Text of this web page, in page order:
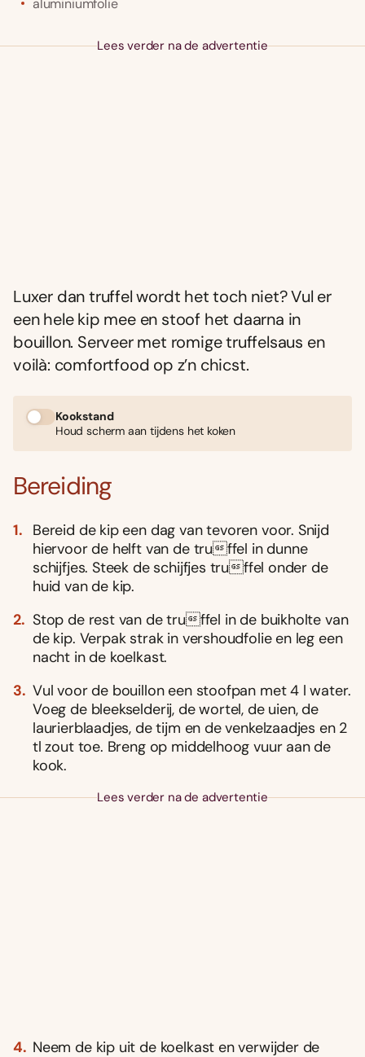
aluminiumfolie
Lees verder na de advertentie
Luxer dan truffel wordt het toch niet? Vul er
een hele kip mee en stoof het daarna in
bouillon. Serveer met romige truffelsaus en
voilà: comfortfood op z’n chicst.
Kookstand
Houd scherm aan tijdens het koken
Bereiding
Bereid de kip een dag van tevoren voor. Snijd
hiervoor de helft van de truffel in dunne
schijfjes. Steek de schijfjes truffel onder de
huid van de kip.
Stop de rest van de truffel in de buikholte van
de kip. Verpak strak in vershoudfolie en leg een
nacht in de koelkast.
Vul voor de bouillon een stoofpan met 4 l water.
Voeg de bleekselderij, de wortel, de uien, de
laurierblaadjes, de tijm en de venkelzaadjes en 2
tl zout toe. Breng op middelhoog vuur aan de
kook.
Lees verder na de advertentie
Neem de kip uit de koelkast en verwijder de